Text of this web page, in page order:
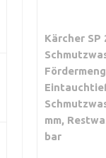
Kärcher SP
mm,
bar